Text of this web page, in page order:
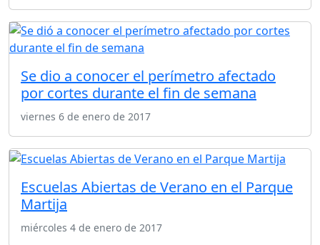
Se dio a conocer el perímetro afectado
por cortes durante el fin de semana
viernes 6 de enero de 2017
Escuelas Abiertas de Verano en el Parque
Martija
miércoles 4 de enero de 2017